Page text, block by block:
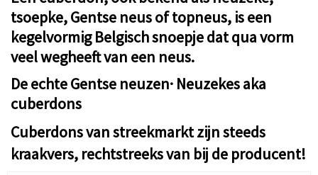
tsoepke, Gentse neus of topneus, is een
kegelvormig Belgisch snoepje dat qua vorm
veel wegheeft van een neus.
De echte Gentse neuzen· Neuzekes aka
cuberdons
Cuberdons van streekmarkt zijn steeds
kraakvers, rechtstreeks van bij de producent!